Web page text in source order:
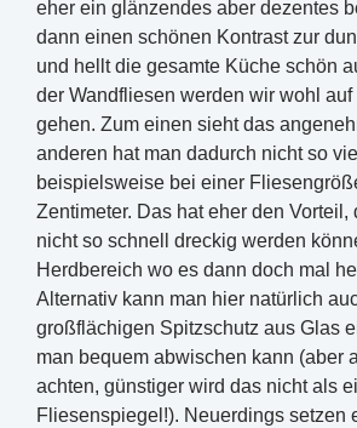
eher ein glänzendes aber dezentes
dann einen schönen Kontrast zur
und hellt die gesamte Küche schön
der Wandfliesen werden wir wohl auf
gehen. Zum einen sieht das
anderen hat man dadurch nicht so
beispielsweise bei einer
Zentimeter. Das hat eher den Vorteil,
nicht so schnell dreckig werden
Herdbereich wo es dann doch mal
Alternativ kann man hier natürlich
großflächigen Spitzschutz aus Glas
man bequem abwischen kann (aber
achten, günstiger wird das nicht als
Fliesenspiegel!). Neuerdings setzen